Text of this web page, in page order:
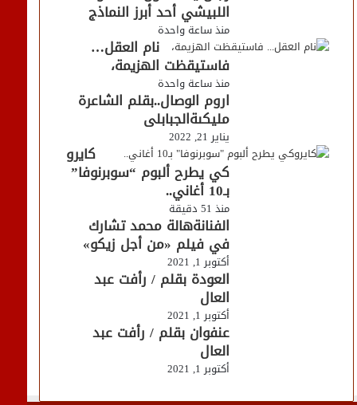
اللبيشي أحد أبرز النماذج
منذ ساعة واحدة
نام العقل…
فاستيقظت الهزيمة،
منذ ساعة واحدة
اروم الوصال..بقلم الشاعرة
مليكىةالجبابلى
يناير 21, 2022
كايرو
كي يطرح ألبوم “سوبرنوفا”
بـ10 أغاني..
منذ 51 دقيقة
الفنانةهالة محمد تشارك
في فيلم «من أجل زيكو»
أكتوبر 1, 2021
العودة بقلم / رأفت عبد
العال
أكتوبر 1, 2021
عنفوان بقلم / رأفت عبد
العال
أكتوبر 1, 2021